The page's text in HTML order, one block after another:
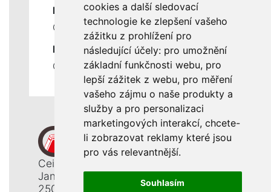
cookies a další sledovací
technologie ke zlepšení vašeho
zážitku z prohlížení pro
následující účely: pro umožnění
základní funkčnosti webu, pro
lepší zážitek z webu, pro měření
vašeho zájmu o naše produkty a
služby a pro personalizaci
marketingových interakcí, chcete-
li zobrazovat reklamy které jsou
pro vás relevantnější.
Souhlasím
DŮLEŽITÉ INFORMACE
Ochrana osobních údajů
RYCHLÉ ODKAZY
Odstoupení od smlouvy
Ceiba, s. r. o.
Jana Opletala 1265
250 01 Brandýs n. L. - St. Boleslav